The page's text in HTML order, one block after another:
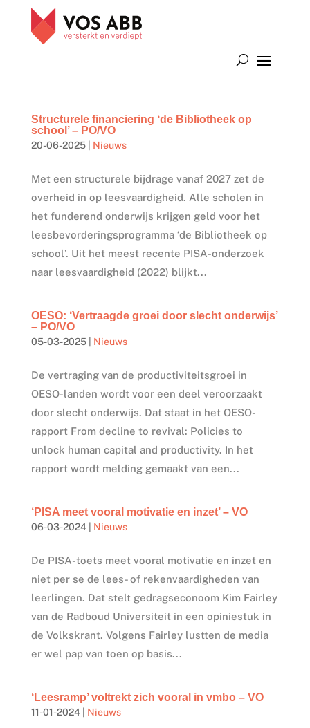
Structurele financiering ‘de Bibliotheek op
school’ – PO/VO
20-06-2025| Nieuws
Met een structurele bijdrage vanaf 2027 zet de
overheid in op leesvaardigheid. Alle scholen in
het funderend onderwijs krijgen geld voor het
leesbevorderingsprogramma ‘de Bibliotheek op
school’. Uit het meest recente PISA-onderzoek
naar leesvaardigheid (2022) blijkt...
OESO: ‘Vertraagde groei door slecht onderwijs’
– PO/VO
05-03-2025| Nieuws
De vertraging van de productiviteitsgroei in
OESO-landen wordt voor een deel veroorzaakt
door slecht onderwijs. Dat staat in het OESO-
rapport From decline to revival: Policies to
unlock human capital and productivity. In het
rapport wordt melding gemaakt van een...
‘PISA meet vooral motivatie en inzet’ – VO
06-03-2024| Nieuws
De PISA-toets meet vooral motivatie en inzet en
niet per se de lees- of rekenvaardigheden van
leerlingen. Dat stelt gedragseconoom Kim Fairley
van de Radboud Universiteit in een opiniestuk in
de Volkskrant. Volgens Fairley lustten de media
er wel pap van toen op basis...
‘Leesramp’ voltrekt zich vooral in vmbo – VO
11-01-2024| Nieuws